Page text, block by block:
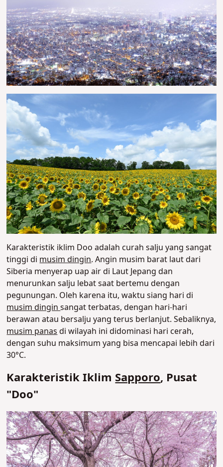
Karakteristik iklim Doo adalah curah salju yang sangat
tinggi dimusim dingin. Angin musim barat laut dari
Siberia menyerap uap air di Laut Jepang dan
menurunkan salju lebat saat bertemu dengan
pegunungan. Oleh karena itu, waktu siang hari di
musim dinginsangat terbatas, dengan hari-hari
berawan atau bersalju yang terus berlanjut. Sebaliknya,
musim panasdi wilayah ini didominasi hari cerah,
dengan suhu maksimum yang bisa mencapai lebih dari
30°C.
Karakteristik IklimSapporo, Pusat
"Doo"